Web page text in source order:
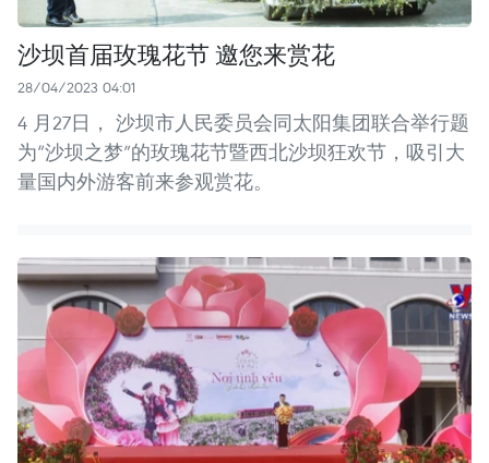
沙坝首届玫瑰花节 邀您来赏花
28/04/2023 04:01
4 月27日， 沙坝市人民委员会同太阳集团联合举行题
为“沙坝之梦”的玫瑰花节暨西北沙坝狂欢节，吸引大
量国内外游客前来参观赏花。